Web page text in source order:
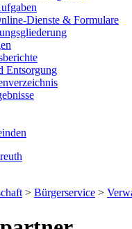
Dienste & Formulare
Entsorgung
> Bürgerservice >